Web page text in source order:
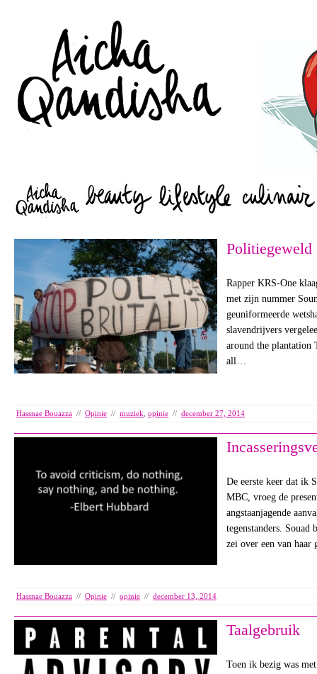
Politiegeweld
Rapper KRS-One
met zijn nummer
geuniformeerde
slavendrijvers
around the
all…
Hassnae Bouazza // Opinie // muziek opinie // december 27, 2014
De eerste keer dat ik
MBC, vroeg de
angstaanjagende
tegenstanders. Souad
zei over een van
Hassnae Bouazza // Opinie // opinie // december 13, 2014
Taalgebruik
Toen ik bezig was